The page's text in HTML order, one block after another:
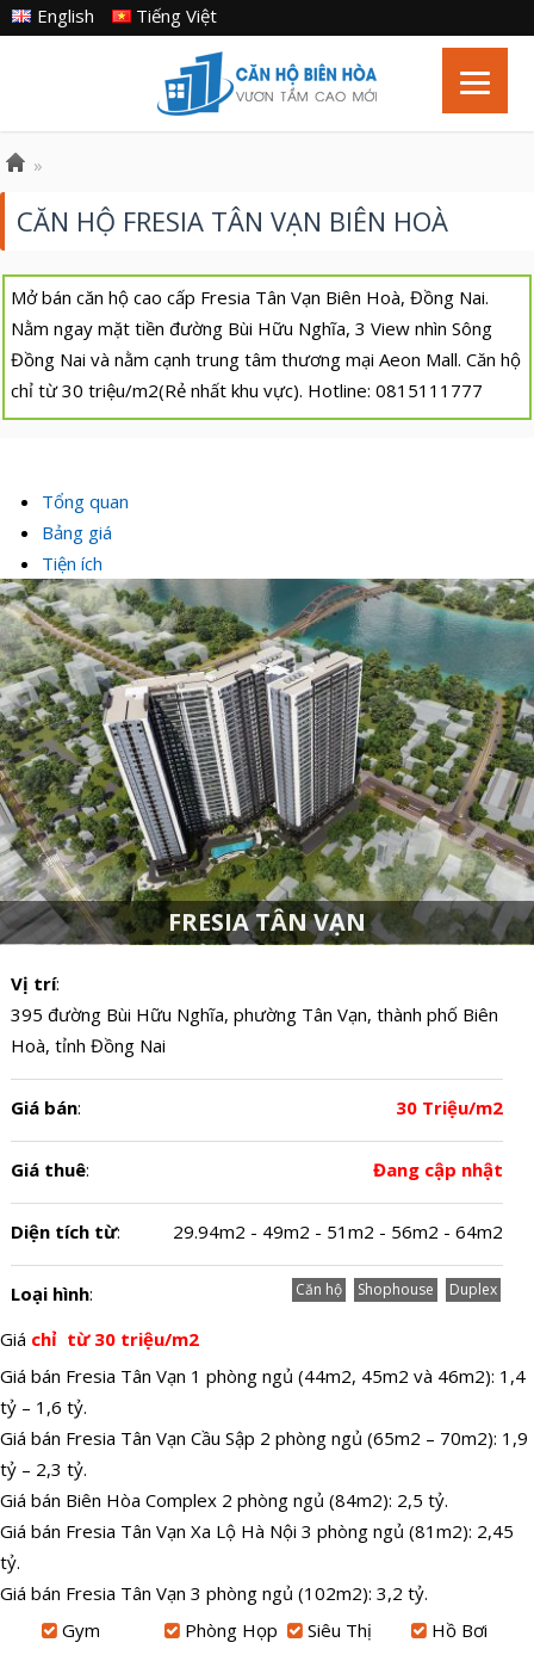
Tiếng Việt
English
»
CĂN HỘ FRESIA TÂN VẠN BIÊN HOÀ
Mở bán căn hộ cao cấp Fresia Tân Vạn Biên Hoà, Đồng Nai.
Nằm ngay mặt tiền đường Bùi Hữu Nghĩa, 3 View nhìn Sông
Đồng Nai và nằm cạnh trung tâm thương mại Aeon Mall. Căn hộ
chỉ từ 30 triệu/m2(Rẻ nhất khu vực). Hotline: 0815111777
Tổng quan
Bảng giá
Tiện ích
FRESIA TÂN VẠN
Vị trí:
395 đường Bùi Hữu Nghĩa, phường Tân Vạn, thành phố Biên
Hoà, tỉnh Đồng Nai
Giá bán: 30 Triệu/m2
Giá thuê: Đang cập nhật
Diện tích từ: 29.94m2 - 49m2 - 51m2 - 56m2 - 64m2
Loại hình: Căn hộ Shophouse Duplex
Giá chỉ từ 30 triệu/m2
Giá bán Fresia Tân Vạn 1 phòng ngủ (44m2, 45m2 và 46m2): 1,4
tỷ – 1,6 tỷ.
Giá bán Fresia Tân Vạn Cầu Sập 2 phòng ngủ (65m2 – 70m2): 1,9
tỷ – 2,3 tỷ.
Giá bán Biên Hòa Complex 2 phòng ngủ (84m2): 2,5 tỷ.
Giá bán Fresia Tân Vạn Xa Lộ Hà Nội 3 phòng ngủ (81m2): 2,45
tỷ.
Giá bán Fresia Tân Vạn 3 phòng ngủ (102m2): 3,2 tỷ.
Gym
Phòng Họp Siêu Thị
Hồ Bơi